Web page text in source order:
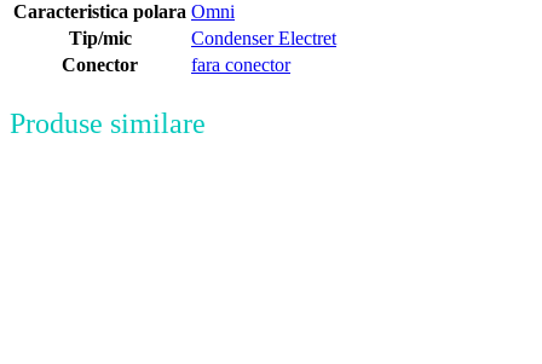
Caracteristica polara Omni
Tip/mic
Condenser Electret
Conector
fara conector
Produse similare